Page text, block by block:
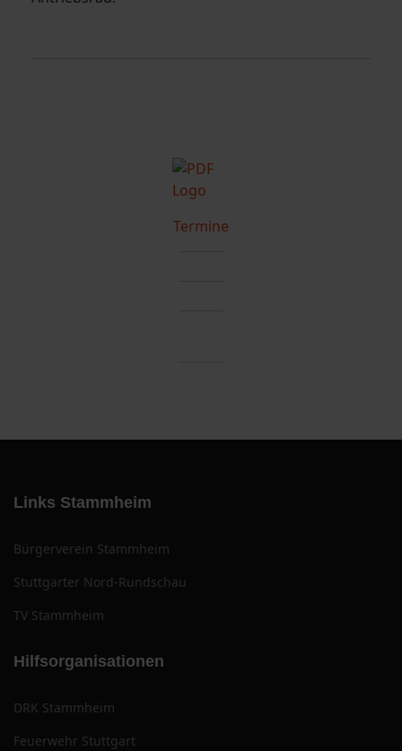
Termine
Links Stammheim
Bürgerverein Stammheim
Stuttgarter Nord-Rundschau
TV Stammheim
Hilfsorganisationen
DRK Stammheim
Feuerwehr Stuttgart